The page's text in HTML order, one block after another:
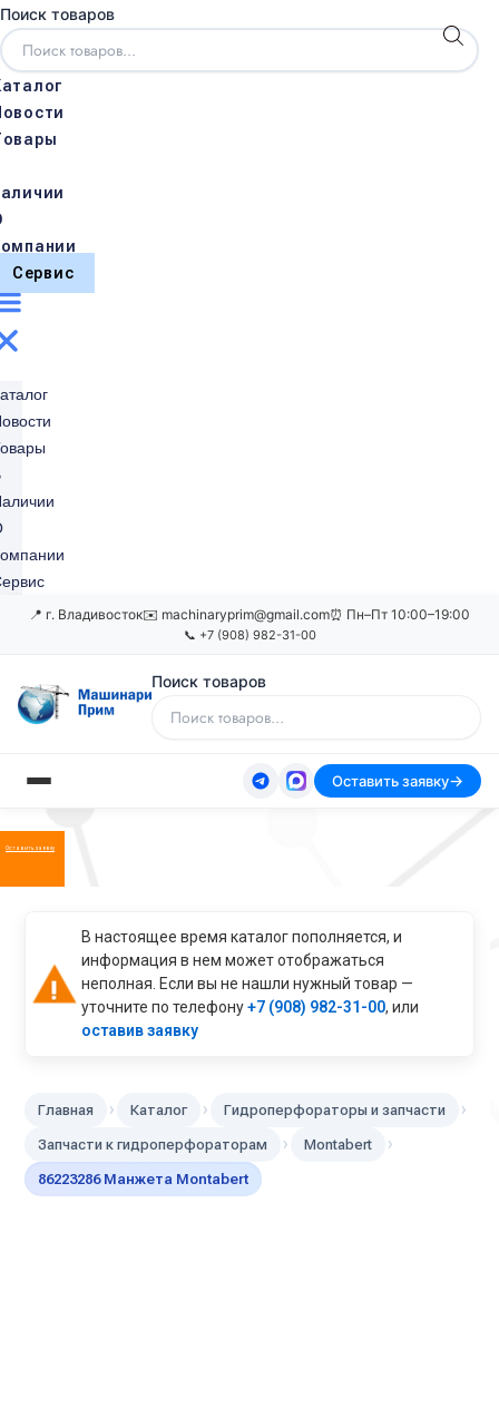
Поиск товаров
Сервис
📍 г. Владивосток✉️ machinaryprim@gmail.com⏰ Пн–Пт 10:00–19:00
📞 +7 (908) 982-31-00
Поиск товаров
Оставить заявку
Оставить заявку
В настоящее время каталог пополняется, и
информация в нем может отображаться
неполная. Если вы не нашли нужный товар —
уточните по телефону+7 (908) 982-31-00, или
оставив заявку
Главная › Каталог › Гидроперфораторы и запчасти ›
Запчасти к гидроперфораторам › Montabert ›
86223286 Манжета Montabert